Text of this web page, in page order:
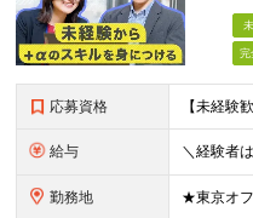
完
応募資格
給与
勤務地